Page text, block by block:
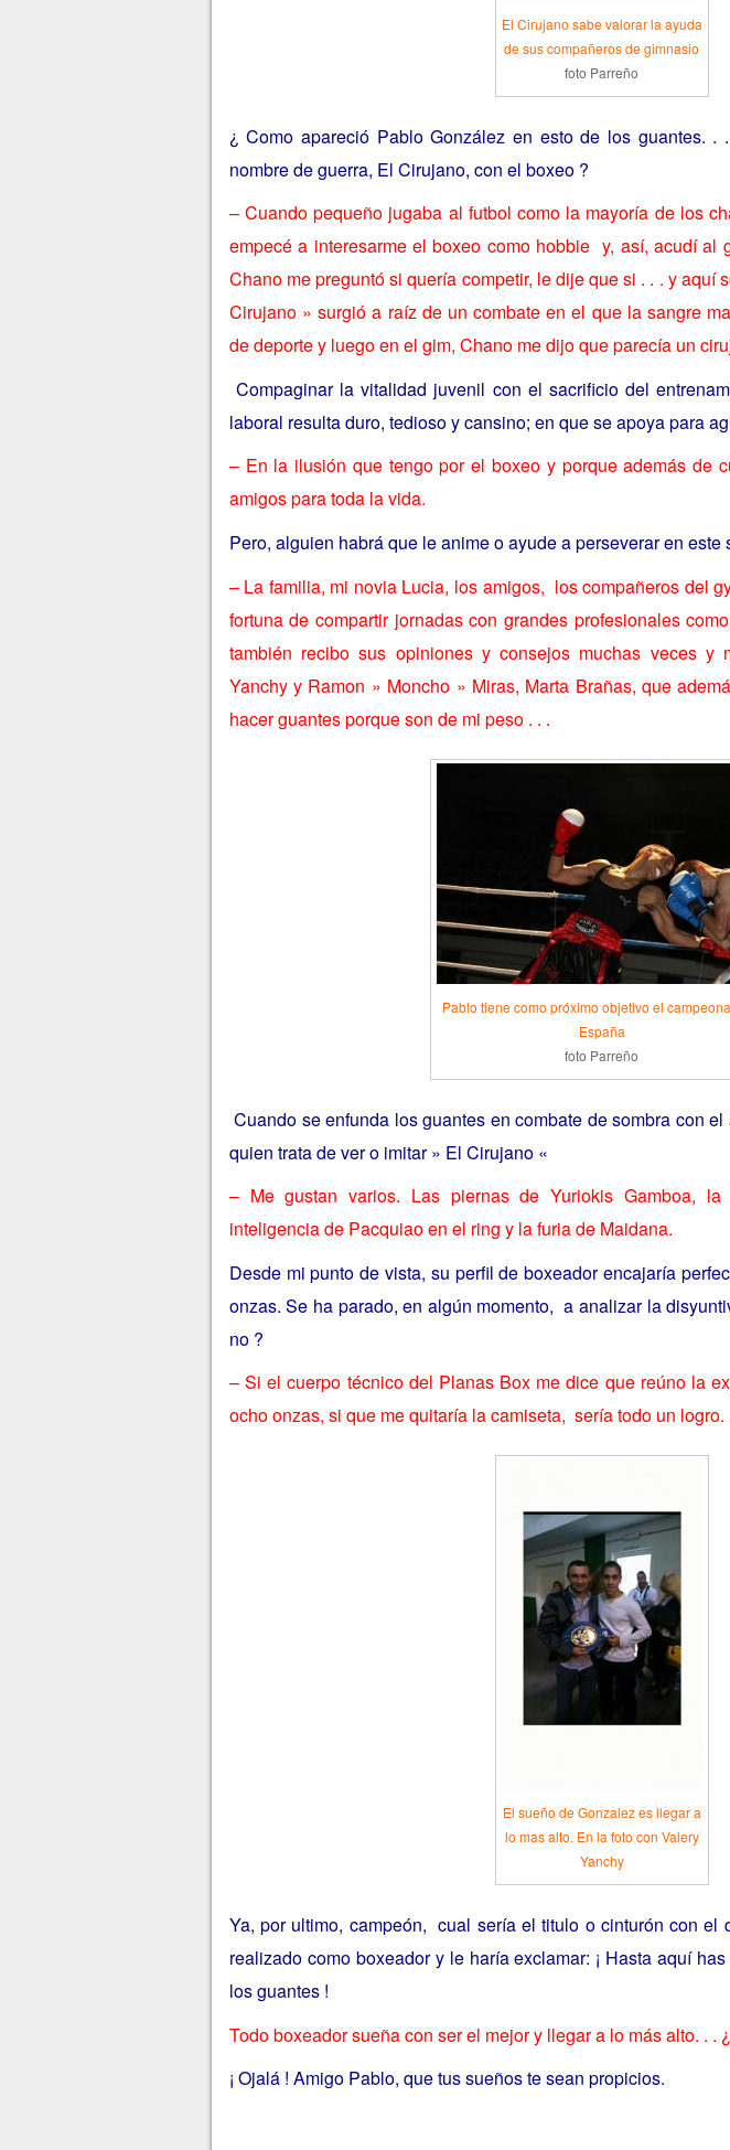
El Cirujano sabe valorar la ayuda
de sus compañeros de gimnasio
foto Parreño
¿ Como apareció Pablo González en esto de los guantes.
nombre de guerra, El Cirujano, con el boxeo ?
– Cuando pequeño jugaba al futbol como la mayoría de los
empecé a interesarme el boxeo como hobbie y, así, acudí al
Chano me preguntó si quería competir, le dije que si . . . y aquí
Cirujano » surgió a raíz de un combate en el que la sangre
de deporte y luego en el gim, Chano me dijo que parecía un
Compaginar la vitalidad juvenil con el sacrificio del
laboral resulta duro, tedioso y cansino; en que se apoya para
– En la ilusión que tengo por el boxeo y porque además de
amigos para toda la vida.
Pero, alguien habrá que le anime o ayude a perseverar en este
– La familia, mi novia Lucia, los amigos, los compañeros del
fortuna de compartir jornadas con grandes profesionales
también recibo sus opiniones y consejos muchas veces y
Yanchy y Ramon » Moncho » Miras, Marta Brañas, que
hacer guantes porque son de mi peso . . .
Pablo tiene como próximo objetivo el
España
foto Parreño
Cuando se enfunda los guantes en combate de sombra con
quien trata de ver o imitar » El Cirujano «
– Me gustan varios. Las piernas de Yuriokis Gamboa,
inteligencia de Pacquiao en el ring y la furia de Maidana.
Desde mi punto de vista, su perfil de boxeador encajaría
onzas. Se ha parado, en algún momento, a analizar la
no ?
– Si el cuerpo técnico del Planas Box me dice que reúno la
ocho onzas, si que me quitaría la camiseta, sería todo un logro.
El sueño de Gonzalez es llegar a
lo mas alto. En la foto con Valery
Yanchy
Ya, por ultimo, campeón, cual sería el titulo o cinturón con el
realizado como boxeador y le haría exclamar: ¡ Hasta aquí
los guantes !
Todo boxeador sueña con ser el mejor y llegar a lo más alto. . .
¡ Ojalá ! Amigo Pablo, que tus sueños te sean propicios.